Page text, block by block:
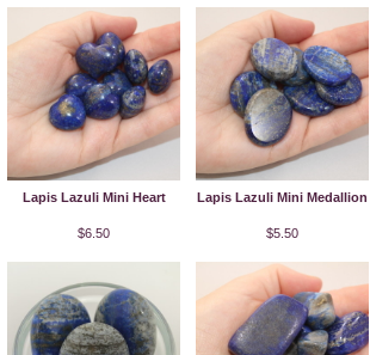
Lapis Lazuli Mini Heart
$6.50
Lapis Lazuli Mini Medallion
$5.50